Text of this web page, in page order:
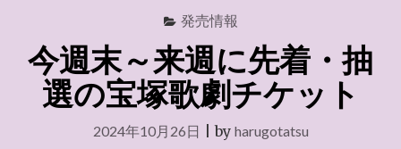
発売情報
今週末～来週に先着・抽
選の宝塚歌劇チケット
2024年10月26日 |by harugotatsu